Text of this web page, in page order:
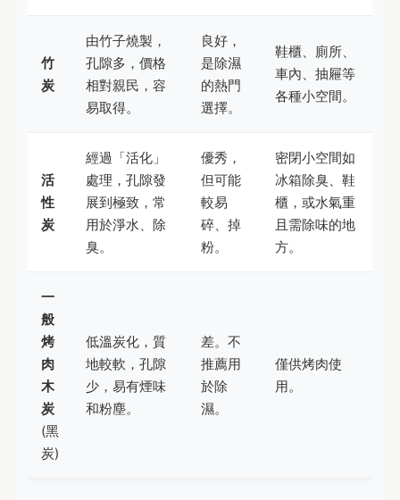
竹
炭
由竹子燒製，
孔隙多，價格
相對親民，容
易取得。
良好，
是除濕
的熱門
選擇。
鞋櫃、廁所、
車內、抽屜等
各種小空間。
活
性
炭
經過「活化」
處理，孔隙發
展到極致，常
用於淨水、除
臭。
優秀，
但可能
較易
碎、掉
粉。
密閉小空間如
冰箱除臭、鞋
櫃，或水氣重
且需除味的地
方。
一
般
烤
肉
木
炭
(黑
炭)
低溫炭化，質
地較軟，孔隙
少，易有煙味
和粉塵。
差。不
推薦用
於除
濕。
僅供烤肉使
用。